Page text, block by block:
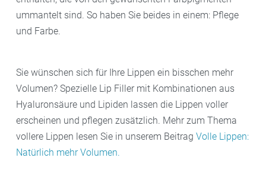
ummantelt sind. So haben Sie beides in einem: Pflege
und Farbe.
Sie wünschen sich für Ihre Lippen ein bisschen mehr
Volumen? Spezielle Lip Filler mit Kombinationen aus
Hyaluronsäure und Lipiden lassen die Lippen voller
erscheinen und pflegen zusätzlich. Mehr zum Thema
vollere Lippen lesen Sie in unserem Beitrag Volle Lippen:
Natürlich mehr Volumen.